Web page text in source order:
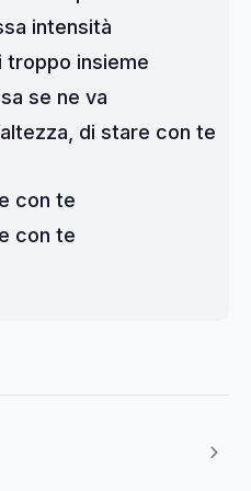
intensità
troppo insieme
se ne va
di stare con te
con te
con te